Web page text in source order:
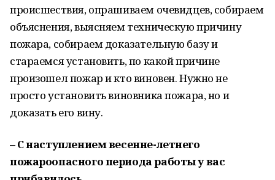
происшествия, опрашиваем очевидцев, собираем
объяснения, выясняем техническую причину
пожара, собираем доказательную базу и
стараемся установить, по какой причине
произошел пожар и кто виновен. Нужно не
просто установить виновника пожара, но и
доказать его вину.
– С наступлением весенне-летнего
пожароопасного периода работы у вас